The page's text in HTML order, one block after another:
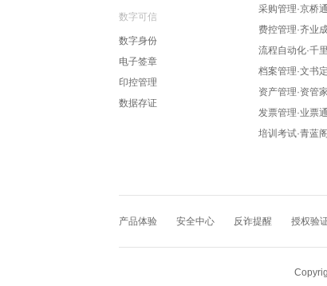
数字可信
数字身份
电子签章
印控管理
数据存证
采购管理·京桥通
费控管理·齐业
流程自动化·千
档案管理·文书定
资产管理·资管家
发票管理·业票通
培训考试·青蓝阁
产品体验 安全中心 反诈提醒 授权验